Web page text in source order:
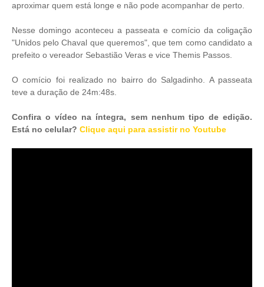
aproximar quem está longe e não pode acompanhar de perto.
Nesse domingo aconteceu a passeata e comício da coligação
"Unidos pelo Chaval que queremos", que tem como candidato a
prefeito o vereador Sebastião Veras e vice Themis Passos.
O comício foi realizado no bairro do Salgadinho. A passeata
teve a duração de 24m:48s.
Confira o vídeo na íntegra, sem nenhum tipo de edição.
Está no celular? Clique aqui para assistir no Youtube